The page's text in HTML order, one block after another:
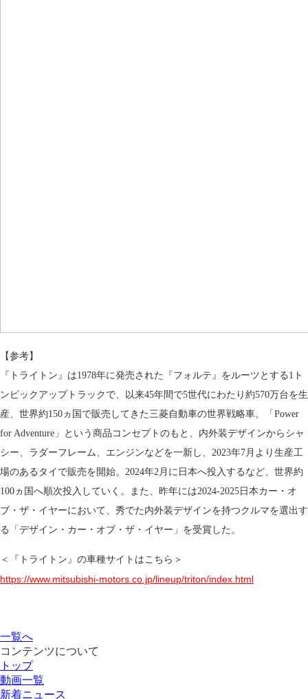
【参考】
『トライトン』は1978年に発売された『フォルテ』をルーツとする1ト
ンピックアップトラックで、以来45年間で5世代にわたり約570万台を生
産、世界約150ヵ国で販売してきた三菱自動車の世界戦略車。「Power
for Adventure」という商品コンセプトのもと、内外装デザインからシャ
シー、ラダーフレーム、エンジンなどを一新し、2023年7月より生産工
場のあるタイで販売を開始。2024年2月に日本へ投入するなど、世界約
100ヵ国へ順次投入していく。また、昨年には2024-2025日本カー・オ
ブ・ザ・イヤーにおいて、秀でた内外装デザインを持つクルマを選出す
る「デザイン・カー・オブ・ザ・イヤー」を受賞した。
＜『トライトン』の車種サイトはこちら＞
https://www.mitsubishi-motors.co.jp/lineup/triton/index.html
一覧へ
コンテンツについて
トップ
動画一覧
新着ニュース